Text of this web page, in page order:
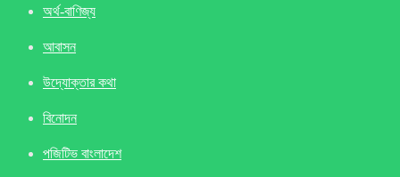
অর্থ-বাণিজ্য
আবাসন
উদ্যোক্তার কথা
বিনোদন
পজিটিভ বাংলাদেশ